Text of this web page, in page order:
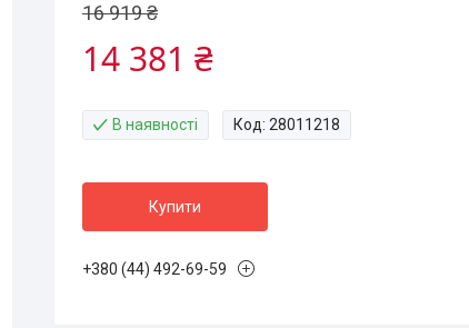
16 919 ₴
14 381 ₴
В наявності Код: 28011218
Купити
+380 (44) 492-69-59